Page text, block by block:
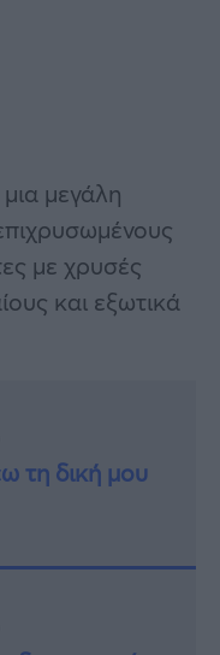
μεγάλη
με χρυσές
και εξωτικά
τη δική μου